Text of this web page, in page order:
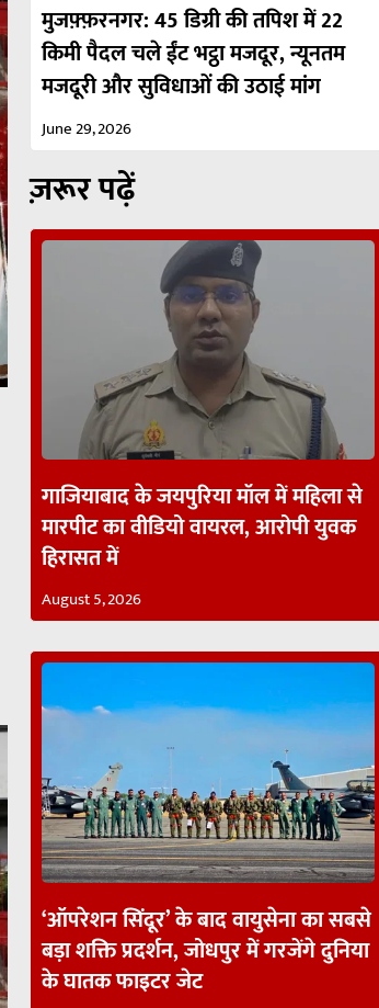
मुजफ़्फ़रनगर: 45 डिग्री की तपिश में 22
किमी पैदल चले ईंट भट्ठा मजदूर, न्यूनतम
मजदूरी और सुविधाओं की उठाई मांग
June 29, 2026
ज़रूर पढ़ें
गाजियाबाद के जयपुरिया मॉल में महिला से
मारपीट का वीडियो वायरल, आरोपी युवक
हिरासत में
August 5, 2026
‘ऑपरेशन सिंदूर’ के बाद वायुसेना का सबसे
बड़ा शक्ति प्रदर्शन, जोधपुर में गरजेंगे दुनिया
के घातक फाइटर जेट